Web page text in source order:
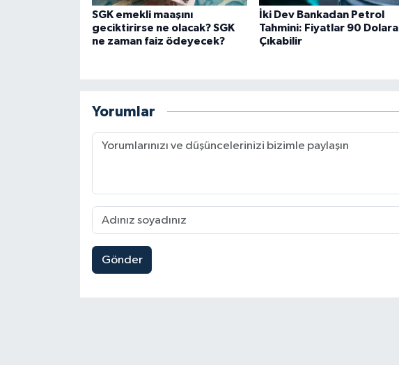
SGK emekli maaşını
geciktirirse ne olacak? SGK
ne zaman faiz ödeyecek?
İki Dev Bankadan Petrol
Tahmini: Fiyatlar 90 Dolara
Çıkabilir
Yorumlar
Gönder